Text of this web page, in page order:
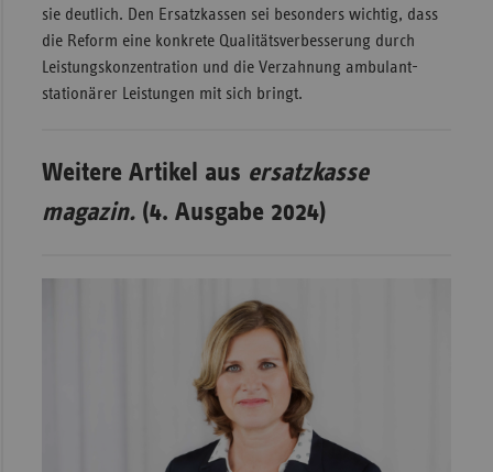
sie deutlich. Den Ersatzkassen sei besonders wichtig, dass
die Reform eine konkrete Qualitätsverbesserung durch
Leistungskonzentration und die Verzahnung ambulant-
stationärer Leistungen mit sich bringt.
Weitere Artikel aus ersatzkasse
magazin.(4. Ausgabe 2024)